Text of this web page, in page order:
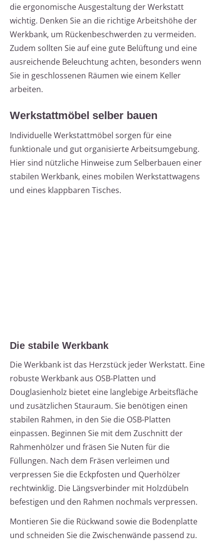
die ergonomische Ausgestaltung der Werkstatt
wichtig. Denken Sie an die richtige Arbeitshöhe der
Werkbank, um Rückenbeschwerden zu vermeiden.
Zudem sollten Sie auf eine gute Belüftung und eine
ausreichende Beleuchtung achten, besonders wenn
Sie in geschlossenen Räumen wie einem Keller
arbeiten.
Werkstattmöbel selber bauen
Individuelle Werkstattmöbel sorgen für eine
funktionale und gut organisierte Arbeitsumgebung.
Hier sind nützliche Hinweise zum Selberbauen einer
stabilen Werkbank, eines mobilen Werkstattwagens
und eines klappbaren Tisches.
Die stabile Werkbank
Die Werkbank ist das Herzstück jeder Werkstatt. Eine
robuste Werkbank aus OSB-Platten und
Douglasienholz bietet eine langlebige Arbeitsfläche
und zusätzlichen Stauraum. Sie benötigen einen
stabilen Rahmen, in den Sie die OSB-Platten
einpassen. Beginnen Sie mit dem Zuschnitt der
Rahmenhölzer und fräsen Sie Nuten für die
Füllungen. Nach dem Fräsen verleimen und
verpressen Sie die Eckpfosten und Querhölzer
rechtwinklig. Die Längsverbinder mit Holzdübeln
befestigen und den Rahmen nochmals verpressen.
Montieren Sie die Rückwand sowie die Bodenplatte
und schneiden Sie die Zwischenwände passend zu.